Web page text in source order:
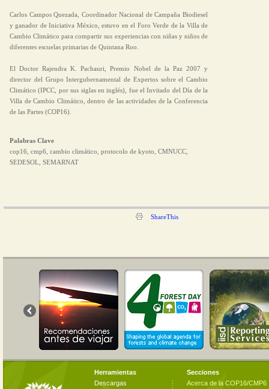
Carlos Campos Quezada, Coordinador Nacional de Campaña Biodiesel
y ganador de Iniciativa México, estuvo en el Foro Verde de la Villa de
Cambio Climático para compartir sus experiencias con niñas y niños de
diferentes escuelas primarias de Quintana Roo.
El Doctor Rajendra K. Pachauri, Premio Nobel de la Paz 2007 y
director del Grupo Intergubernamental de Expertos sobre el Cambio
Climático (IPCC, por sus siglas en inglés), fue el Invitado del Día de la
Villa de Cambio Climático, dentro de las actividades de la Conferencia
de las Partes (COP16).
Palabras Clave
cop16, cmp6, cambio climático, protocolo de kyoto, CMNUCC,
SEDESOL, SEMARNAT
ShareThis
Herramientas
Descargas
Secciones
Acerca de la COP16/CMP6